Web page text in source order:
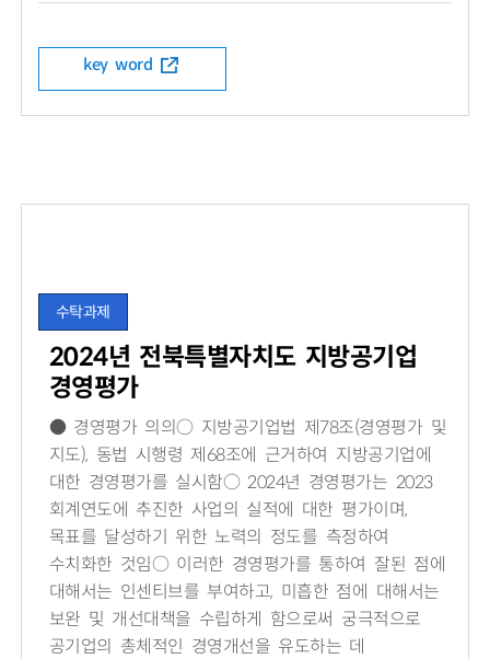
key word
수탁과제
2024년 전북특별자치도 지방공기업
경영평가
● 경영평가 의의○ 지방공기업법 제78조(경영평가 및
지도), 동법 시행령 제68조에 근거하여 지방공기업에
대한 경영평가를 실시함○ 2024년 경영평가는 2023
회계연도에 추진한 사업의 실적에 대한 평가이며,
목표를 달성하기 위한 노력의 정도를 측정하여
수치화한 것임○ 이러한 경영평가를 통하여 잘된 점에
대해서는 인센티브를 부여하고, 미흡한 점에 대해서는
보완 및 개선대책을 수립하게 함으로써 궁극적으로
공기업의 총체적인 경영개선을 유도하는 데